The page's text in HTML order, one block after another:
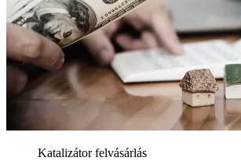
Katalizátor felvásárlás